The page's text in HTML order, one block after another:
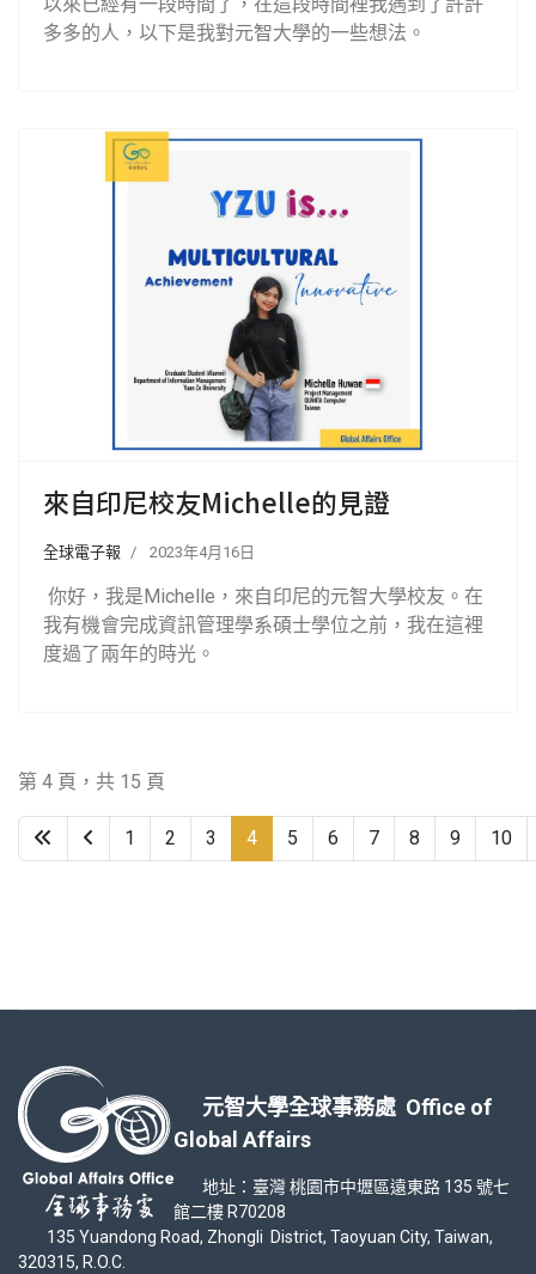
多多的人，以下是我對元智大學的一些想法。
來自印尼校友Michelle的見證
全球電子報 2023年4月16日
你好，我是Michelle，來自印尼的元智大學校友。在
我有機會完成資訊管理學系碩士學位之前，我在這裡
度過了兩年的時光。
第 4 頁，共 15 頁
1 2 3 4 5 6 7 8 9 10
元智大學全球事務處 Office of
Global Affairs
地址：臺灣 桃園市中壢區遠東路 135 號七
館二樓 R70208
135 Yuandong Road, Zhongli District, Taoyuan City, Taiwan,
320315, R.O.C.